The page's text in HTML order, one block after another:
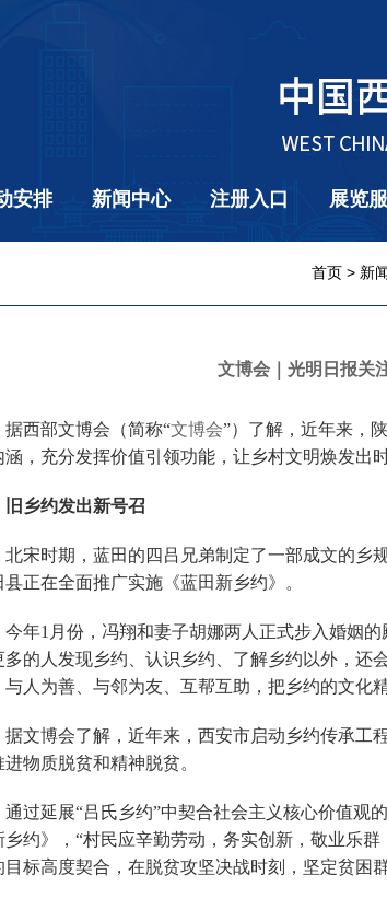
安排 新闻中心 注册入口 展览
首页 > 新
文博会｜光明日报关
据西部文博会（简称“文博会”）了解，近年来，
涵，充分发挥价值引领功能，让乡村文明焕发出
旧乡约发出新号召
北宋时期，蓝田的四吕兄弟制定了一部成文的乡
县正在全面推广实施《蓝田新乡约》。
今年1月份，冯翔和妻子胡娜两人正式步入婚姻
多的人发现乡约、认识乡约、了解乡约以外，还
与人为善、与邻为友、互帮互助，把乡约的文化
据文博会了解，近年来，西安市启动乡约传承工
进物质脱贫和精神脱贫。
通过延展“吕氏乡约”中契合社会主义核心价值观
乡约》，“村民应辛勤劳动，务实创新，敬业乐
目标高度契合，在脱贫攻坚决战时刻，坚定贫困